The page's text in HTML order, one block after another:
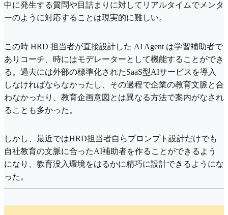
中に発生する質問や目詰まりに対してリアルタイムでメンタ
ーのように対応することは現実的に難しい。
この時 HRD 担当者が直接設計した AI Agent は学習補助者で
ありコーチ、時にはモデレーターとして機能することができ
る。過去には外部の標準化されたSaaS型AIサービスを導入
しなければならなかったし、その過程で企業の教育文脈と合
わなかったり、教育企画意図とは異なる方法で案内がなされ
ることも多かった。
しかし、最近ではHRD担当者自らプロンプト設計だけでも
自社教育の文脈に合ったAI補助者を作ることができるよう
になり、教育没入環境をはるかに精巧に設計できるようにな
った。